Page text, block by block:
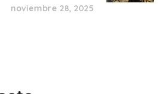
noviembre 28, 2025